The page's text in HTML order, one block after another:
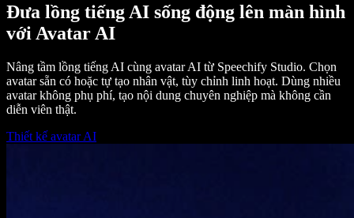
Đưa lồng tiếng AI sống động lên màn hình
với Avatar AI
Nâng tầm lồng tiếng AI cùng avatar AI từ Speechify Studio. Chọn
avatar sẵn có hoặc tự tạo nhân vật, tùy chỉnh linh hoạt. Dùng nhiều
avatar không phụ phí, tạo nội dung chuyên nghiệp mà không cần
diễn viên thật.
Thiết kế avatar AI